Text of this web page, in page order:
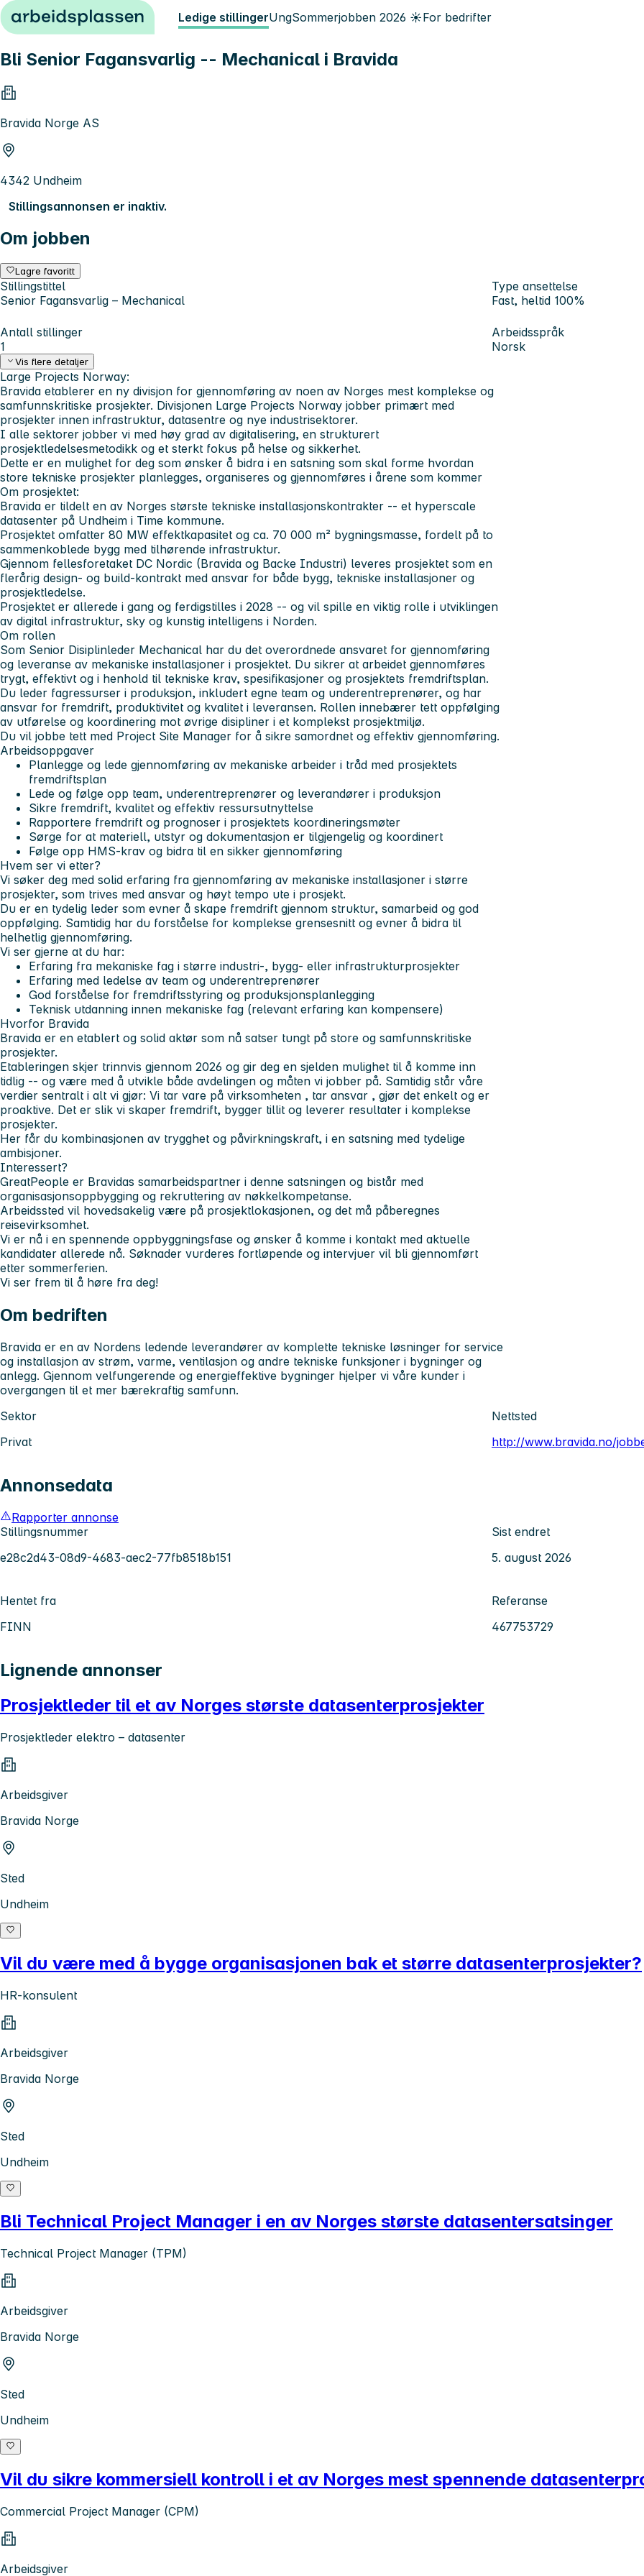
Hopp til innhold Ledige stillingerUngSommerjobben 2026 ☀️For bedrifter
Bli Senior Fagansvarlig -- Mechanical i Bravida
Bravida Norge AS
4342 Undheim
Stillingsannonsen er inaktiv.
Om jobben
Lagre favoritt
Stillingstittel
Senior Fagansvarlig – Mechanical
Type ansettelse
Fast, heltid 100%
Antall stillinger
1
Arbeidsspråk
Norsk
Vis flere detaljer
Large Projects Norway:
Bravida etablerer en ny divisjon for gjennomføring av noen av Norges mest komplekse og
samfunnskritiske prosjekter. Divisjonen Large Projects Norway jobber primært med
prosjekter innen infrastruktur, datasentre og nye industrisektorer.
I alle sektorer jobber vi med høy grad av digitalisering, en strukturert
prosjektledelsesmetodikk og et sterkt fokus på helse og sikkerhet.
Dette er en mulighet for deg som ønsker å bidra i en satsning som skal forme hvordan
store tekniske prosjekter planlegges, organiseres og gjennomføres i årene som kommer
Om prosjektet:
Bravida er tildelt en av Norges største tekniske installasjonskontrakter -- et hyperscale
datasenter på Undheim i Time kommune.
Prosjektet omfatter 80 MW effektkapasitet og ca. 70 000 m² bygningsmasse, fordelt på to
sammenkoblede bygg med tilhørende infrastruktur.
Gjennom fellesforetaket DC Nordic (Bravida og Backe Industri) leveres prosjektet som en
flerårig design- og build-kontrakt med ansvar for både bygg, tekniske installasjoner og
prosjektledelse.
Prosjektet er allerede i gang og ferdigstilles i 2028 -- og vil spille en viktig rolle i utviklingen
av digital infrastruktur, sky og kunstig intelligens i Norden.
Om rollen
Som Senior Disiplinleder Mechanical har du det overordnede ansvaret for gjennomføring
og leveranse av mekaniske installasjoner i prosjektet. Du sikrer at arbeidet gjennomføres
trygt, effektivt og i henhold til tekniske krav, spesifikasjoner og prosjektets fremdriftsplan.
Du leder fagressurser i produksjon, inkludert egne team og underentreprenører, og har
ansvar for fremdrift, produktivitet og kvalitet i leveransen. Rollen innebærer tett oppfølging
av utførelse og koordinering mot øvrige disipliner i et komplekst prosjektmiljø.
Du vil jobbe tett med Project Site Manager for å sikre samordnet og effektiv gjennomføring.
Arbeidsoppgaver
Planlegge og lede gjennomføring av mekaniske arbeider i tråd med prosjektets
fremdriftsplan
Lede og følge opp team, underentreprenører og leverandører i produksjon
Sikre fremdrift, kvalitet og effektiv ressursutnyttelse
Rapportere fremdrift og prognoser i prosjektets koordineringsmøter
Sørge for at materiell, utstyr og dokumentasjon er tilgjengelig og koordinert
Følge opp HMS-krav og bidra til en sikker gjennomføring
Hvem ser vi etter?
Vi søker deg med solid erfaring fra gjennomføring av mekaniske installasjoner i større
prosjekter, som trives med ansvar og høyt tempo ute i prosjekt.
Du er en tydelig leder som evner å skape fremdrift gjennom struktur, samarbeid og god
oppfølging. Samtidig har du forståelse for komplekse grensesnitt og evner å bidra til
helhetlig gjennomføring.
Vi ser gjerne at du har:
Erfaring fra mekaniske fag i større industri-, bygg- eller infrastrukturprosjekter
Erfaring med ledelse av team og underentreprenører
God forståelse for fremdriftsstyring og produksjonsplanlegging
Teknisk utdanning innen mekaniske fag (relevant erfaring kan kompensere)
Hvorfor Bravida
Bravida er en etablert og solid aktør som nå satser tungt på store og samfunnskritiske
prosjekter.
Etableringen skjer trinnvis gjennom 2026 og gir deg en sjelden mulighet til å komme inn
tidlig -- og være med å utvikle både avdelingen og måten vi jobber på. Samtidig står våre
verdier sentralt i alt vi gjør: Vi tar vare på virksomheten , tar ansvar , gjør det enkelt og er
proaktive. Det er slik vi skaper fremdrift, bygger tillit og leverer resultater i komplekse
prosjekter.
Her får du kombinasjonen av trygghet og påvirkningskraft, i en satsning med tydelige
ambisjoner.
Interessert?
GreatPeople er Bravidas samarbeidspartner i denne satsningen og bistår med
organisasjonsoppbygging og rekruttering av nøkkelkompetanse.
Arbeidssted vil hovedsakelig være på prosjektlokasjonen, og det må påberegnes
reisevirksomhet.
Vi er nå i en spennende oppbyggningsfase og ønsker å komme i kontakt med aktuelle
kandidater allerede nå. Søknader vurderes fortløpende og intervjuer vil bli gjennomført
etter sommerferien.
Vi ser frem til å høre fra deg!
Om bedriften
Bravida er en av Nordens ledende leverandører av komplette tekniske løsninger for service
og installasjon av strøm, varme, ventilasjon og andre tekniske funksjoner i bygninger og
anlegg. Gjennom velfungerende og energieffektive bygninger hjelper vi våre kunder i
overgangen til et mer bærekraftig samfunn.
Sektor
Privat
Nettsted
http://www.bravida.no/
Annonsedata
Rapporter annonse
Stillingsnummer
e28c2d43-08d9-4683-aec2-77fb8518b151
Sist endret
5. august 2026
Hentet fra
FINN
Referanse
467753729
Lignende annonser
Prosjektleder til et av Norges største datasenterprosjekter
Prosjektleder elektro – datasenter
Arbeidsgiver
Bravida Norge
Sted
Undheim
Vil du være med å bygge organisasjonen bak et større datasenterprosjekter?
HR-konsulent
Arbeidsgiver
Bravida Norge
Sted
Undheim
Bli Technical Project Manager i en av Norges største datasentersatsinger
Technical Project Manager (TPM)
Arbeidsgiver
Bravida Norge
Sted
Undheim
Vil du sikre kommersiell kontroll i et av Norges mest spennende
Commercial Project Manager (CPM)
Arbeidsgiver